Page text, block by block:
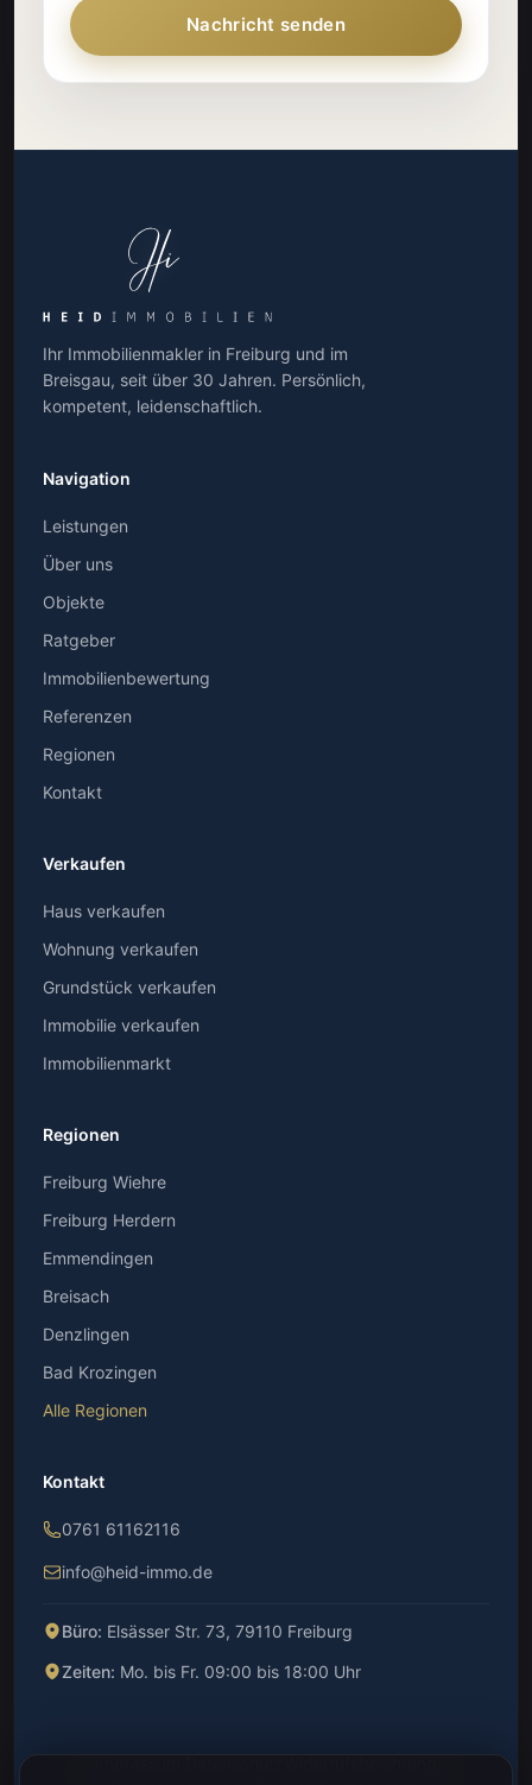
Nachricht senden
Ihr Immobilienmakler in Freiburg und im
Breisgau, seit über 30 Jahren. Persönlich,
kompetent, leidenschaftlich.
Navigation
Leistungen
Über uns
Objekte
Ratgeber
Immobilienbewertung
Referenzen
Regionen
Kontakt
Verkaufen
Haus verkaufen
Wohnung verkaufen
Grundstück verkaufen
Immobilie verkaufen
Immobilienmarkt
Regionen
Freiburg Wiehre
Freiburg Herdern
Emmendingen
Breisach
Denzlingen
Bad Krozingen
Alle Regionen
Kontakt
0761 61162116
info@heid-immo.de
Büro: Elsässer Str. 73, 79110 Freiburg
Zeiten: Mo. bis Fr. 09:00 bis 18:00 Uhr